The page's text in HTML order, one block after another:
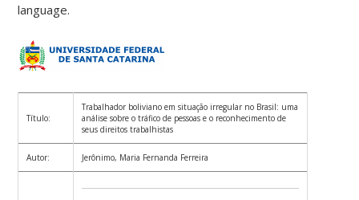
language.
Título:
Trabalhador boliviano em situação irregular no Brasil: uma
análise sobre o tráfico de pessoas e o reconhecimento de
seus direitos trabalhistas
Autor: Jerônimo, Maria Fernanda Ferreira